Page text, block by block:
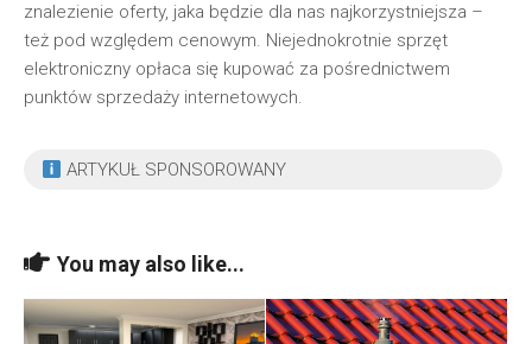
znalezienie oferty, jaka będzie dla nas najkorzystniejsza –
też pod względem cenowym. Niejednokrotnie sprzęt
elektroniczny opłaca się kupować za pośrednictwem
punktów sprzedaży internetowych.
ARTYKUŁ SPONSOROWANY
You may also like...